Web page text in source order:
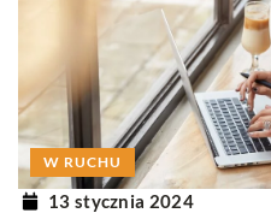
W RUCHU
13 stycznia 2024